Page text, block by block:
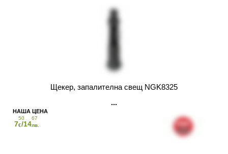
Щекер, запалителна свещ NGK8325
7
50
€/14
67
лв.